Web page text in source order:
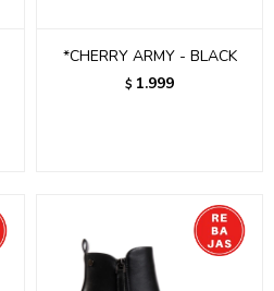
*CHERRY ARMY - BLACK
$ 1.999